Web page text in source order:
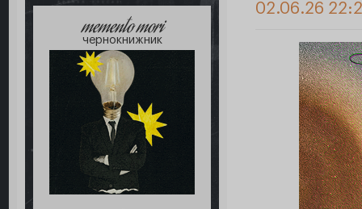
memento mori
чернокнижник
02.06.26